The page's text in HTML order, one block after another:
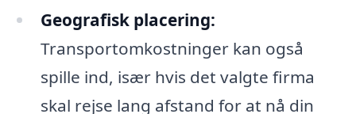
Geografisk placering:
Transportomkostninger kan også
spille ind, især hvis det valgte firma
skal rejse lang afstand for at nå din